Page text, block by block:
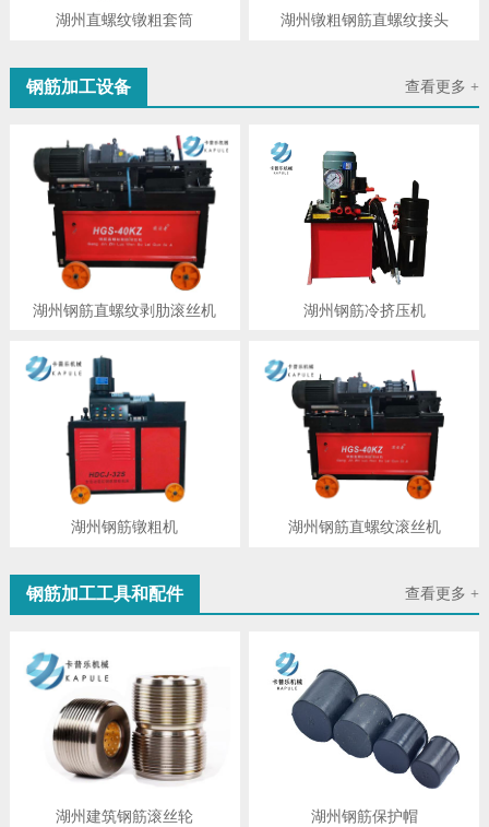
湖州直螺纹镦粗套筒 湖州镦粗钢筋直螺纹接头
查看更多 +
钢筋加工设备
湖州钢筋直螺纹剥肋滚丝机 湖州钢筋冷挤压机
湖州钢筋镦粗机 湖州钢筋直螺纹滚丝机
查看更多 +
钢筋加工工具和配件
湖州建筑钢筋滚丝轮 湖州钢筋保护帽